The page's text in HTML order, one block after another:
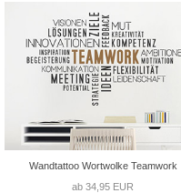
Wandtattoo Wortwolke Teamwork
ab 34,95 EUR